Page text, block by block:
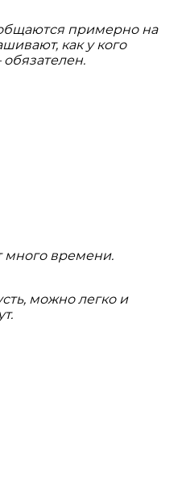
примерно на
как у кого
много времени.
можно легко и